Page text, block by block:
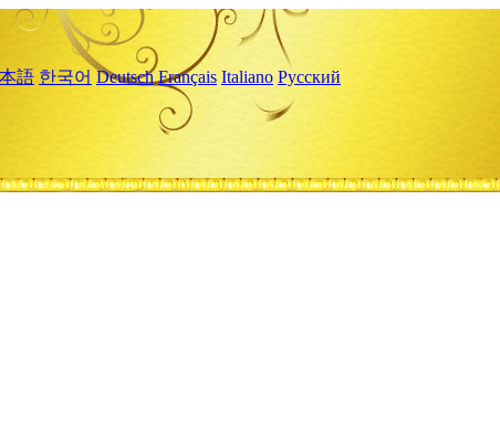
語 한국어 Deutsch Français Italiano Русский